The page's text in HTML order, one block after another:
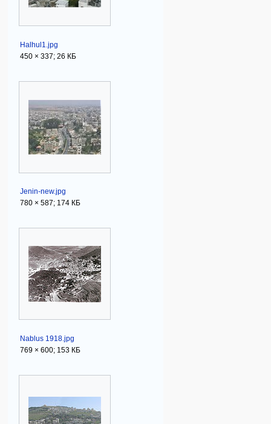
Halhul1.jpg
450 × 337; 26 КБ
Jenin-new.jpg
780 × 587; 174 КБ
Nablus 1918.jpg
769 × 600; 153 КБ